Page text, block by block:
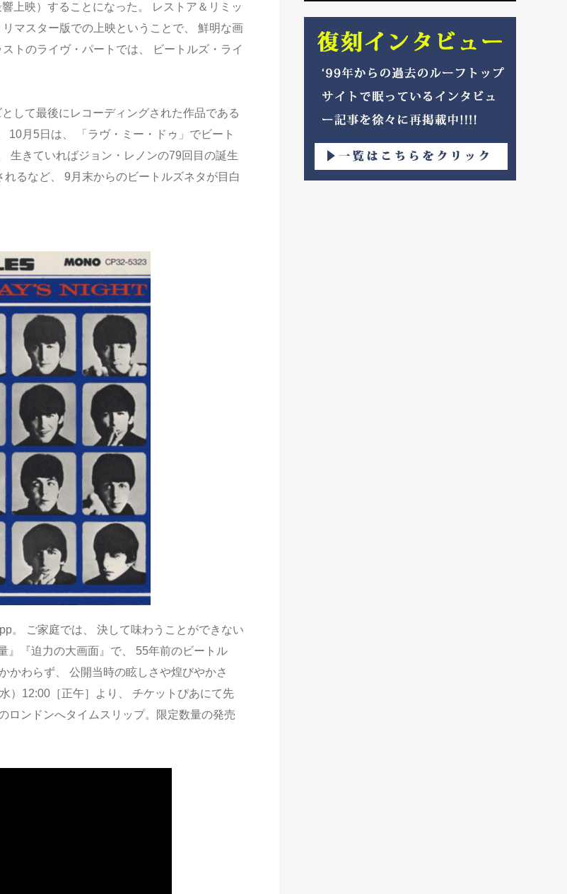
上映）することになった。 レストア＆リミッ
マスター版での上映ということで、 鮮明な画
トのライヴ・パートでは、 ビートルズ・ライ
して最後にレコーディングされた作品である
10月5日は、 「ラヴ・ミー・ドゥ」でビート
生きていればジョン・レノンの79回目の誕生
るなど、 9月末からのビートルズネタが目白
。 ご家庭では、 決して味わうことができない
』『迫力の大画面』で、 55年前のビートル
かわらず、 公開当時の眩しさや煌びやかさ
）12:00［正午］より、 チケットぴあにて先
ロンドンへタイムスリップ。限定数量の発売